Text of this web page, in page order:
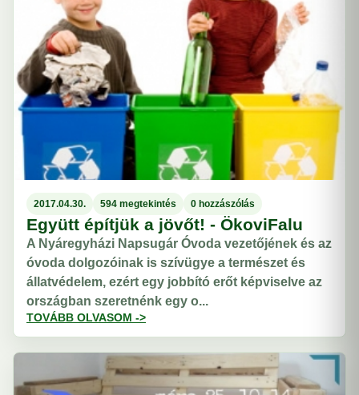
2017.04.30. 594 megtekintés 0 hozzászólás
Együtt építjük a jövőt! - ÖkoviFalu
A Nyáregyházi Napsugár Óvoda vezetőjének és az
óvoda dolgozóinak is szívügye a természet és
állatvédelem, ezért egy jobbító erőt képviselve az
országban szeretnénk egy o...
TOVÁBB OLVASOM ->